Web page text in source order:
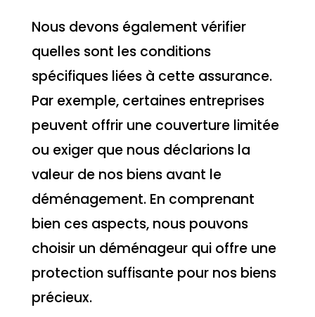
Nous devons également vérifier
quelles sont les conditions
spécifiques liées à cette assurance.
Par exemple, certaines entreprises
peuvent offrir une couverture limitée
ou exiger que nous déclarions la
valeur de nos biens avant le
déménagement. En comprenant
bien ces aspects, nous pouvons
choisir un déménageur qui offre une
protection suffisante pour nos biens
précieux.